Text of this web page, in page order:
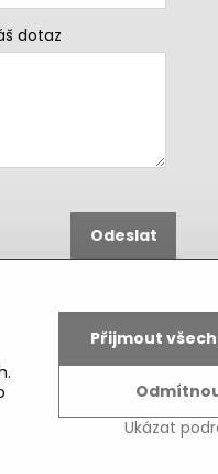
dotaz
Odeslat
Ukázat
Přijmout